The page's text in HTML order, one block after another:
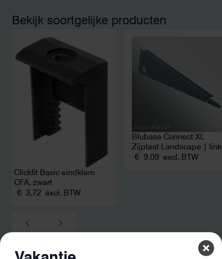
noodstroom voor de
netcongestie.
Bekijk soortgelijke producten
Clickfit Basic eindklem
CFA, zwart
€ 3,72 excl. BTW
Blubase Connect XL
Zijplaat Landscape |
€ 9,09 excl. BTW